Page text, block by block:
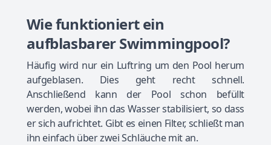
Wie funktioniert ein
aufblasbarer Swimmingpool?
Häufig wird nur ein Luftring um den Pool herum
aufgeblasen. Dies geht recht schnell.
Anschließend kann der Pool schon befüllt
werden, wobei ihn das Wasser stabilisiert, so dass
er sich aufrichtet. Gibt es einen Filter, schließt man
ihn einfach über zwei Schläuche mit an.